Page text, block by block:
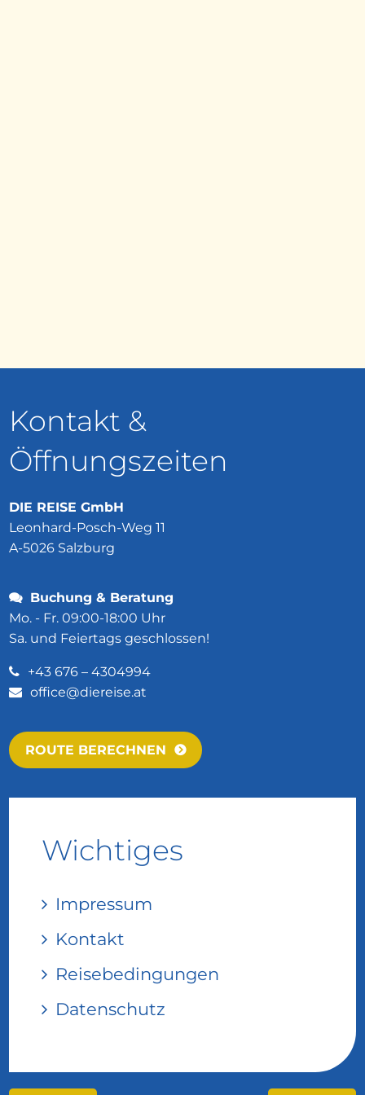
Kontakt &
Öffnungszeiten
DIE REISE GmbH
Leonhard-Posch-Weg 11
A-5026 Salzburg
+43 676 – 4304994
office@diereise.at
Buchung & Beratung
Mo. - Fr. 09:00-18:00 Uhr
Sa. und Feiertags geschlossen!
ROUTE BERECHNEN
Wichtiges
Impressum
Kontakt
Reisebedingungen
Datenschutz